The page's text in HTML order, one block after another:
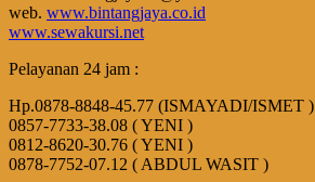
web. www.bintangjaya.co.id
www.sewakursi.net
Pelayanan 24 jam :
Hp.0878-8848-45.77 (ISMAYADI/ISMET )
0857-7733-38.08 ( YENI )
0812-8620-30.76 ( YENI )
0878-7752-07.12 ( ABDUL WASIT )